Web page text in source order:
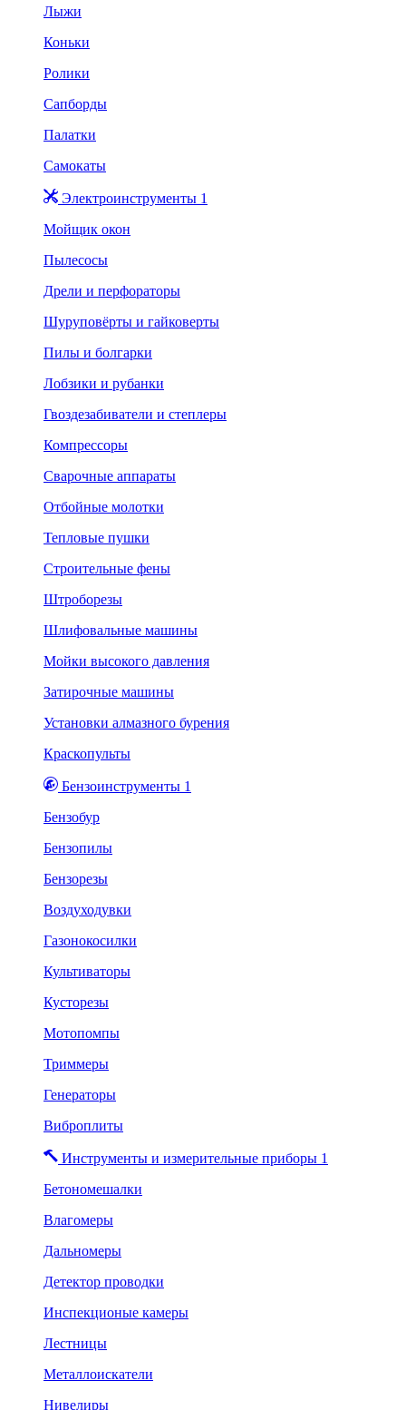
Лыжи
Коньки
Ролики
Сапборды
Палатки
Самокаты
Электроинструменты 1
Мойщик окон
Пылесосы
Дрели и перфораторы
Шуруповёрты и гайковерты
Пилы и болгарки
Лобзики и рубанки
Гвоздезабиватели и степлеры
Компрессоры
Сварочные аппараты
Отбойные молотки
Тепловые пушки
Строительные фены
Штроборезы
Шлифовальные машины
Мойки высокого давления
Затирочные машины
Установки алмазного бурения
Краскопульты
Бензоинструменты 1
Бензобур
Бензопилы
Бензорезы
Воздуходувки
Газонокосилки
Культиваторы
Кусторезы
Мотопомпы
Триммеры
Генераторы
Виброплиты
Инструменты и измерительные приборы 1
Бетономешалки
Влагомеры
Дальномеры
Детектор проводки
Инспекционые камеры
Лестницы
Металлоискатели
Нивелиры